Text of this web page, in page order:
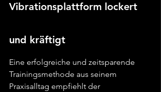
Vibrationsplattform lockert
und kräftigt
Eine erfolgreiche und zeitsparende
Trainingsmethode aus seinem
Praxisalltag empfiehlt der